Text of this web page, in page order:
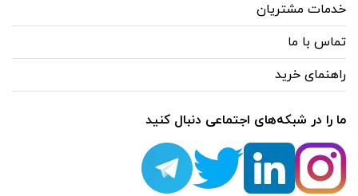
خدمات مشتریان
تماس با ما
راهنمای خرید
ما را در شبکه‌های اجتماعی دنبال کنید